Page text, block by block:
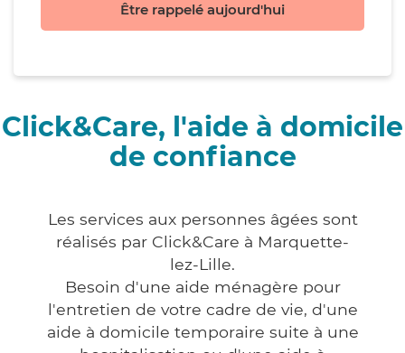
Être rappelé aujourd'hui
Click&Care, l'aide à domicile
de confiance
Les services aux personnes âgées sont
réalisés par Click&Care à Marquette-
lez-Lille.
Besoin d'une aide ménagère pour
l'entretien de votre cadre de vie, d'une
aide à domicile temporaire suite à une